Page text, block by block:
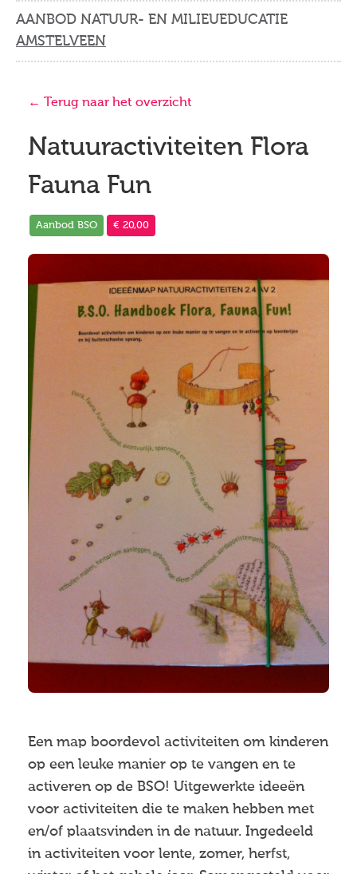
AANBOD NATUUR- EN MILIEUEDUCATIE
AMSTELVEEN
← Terug naar het overzicht
Natuuractiviteiten Flora
Fauna Fun
Aanbod BSO € 20,00
Een map boordevol activiteiten om kinderen
op een leuke manier op te vangen en te
activeren op de BSO! Uitgewerkte ideeën
voor activiteiten die te maken hebben met
en/of plaatsvinden in de natuur. Ingedeeld
in activiteiten voor lente, zomer, herfst,